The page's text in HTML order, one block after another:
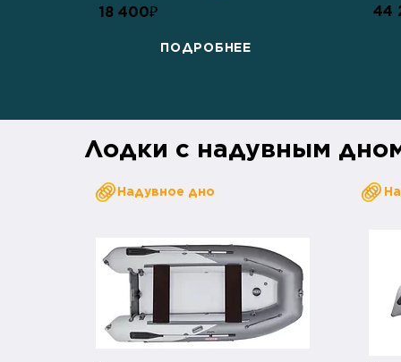
18 400₽
ПОДРОБНЕЕ
44
Лодки с надувным
Надувное дно